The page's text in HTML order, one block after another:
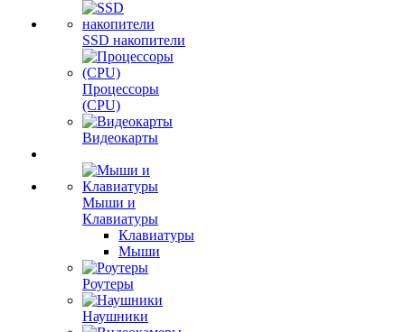
SSD накопители
Процессоры
(CPU)
Видеокарты
Мыши и
Клавиатуры
Клавиатуры
Мыши
Роутеры
Наушники